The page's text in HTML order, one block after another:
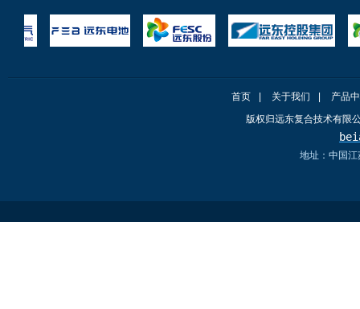
首页 关于我们
产品
版权归远东复合技术有限
地址：中国江